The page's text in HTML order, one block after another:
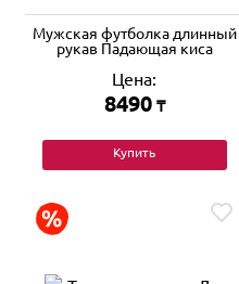
Мужская футболка длинный
рукав Падающая киса
Цена:
8490 ₸
Купить